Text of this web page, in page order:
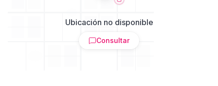
Ubicación no disponible
Consultar